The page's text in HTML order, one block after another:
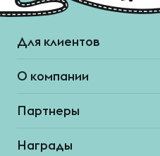
Для клиентов
О компании
Партнеры
Награды